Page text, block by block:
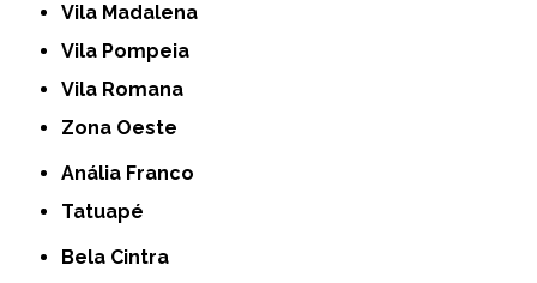
Vila Madalena
Vila Pompeia
Vila Romana
Zona Oeste
Anália Franco
Tatuapé
Bela Cintra